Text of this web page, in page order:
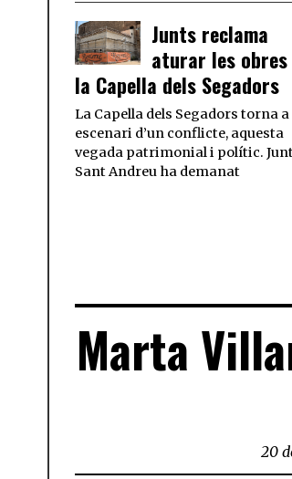
Junts reclama
aturar les obres
la Capella dels Segadors
La Capella dels Segadors torna a
escenari d’un conflicte, aquesta
vegada patrimonial i polític.
Sant Andreu ha demanat
Marta
20